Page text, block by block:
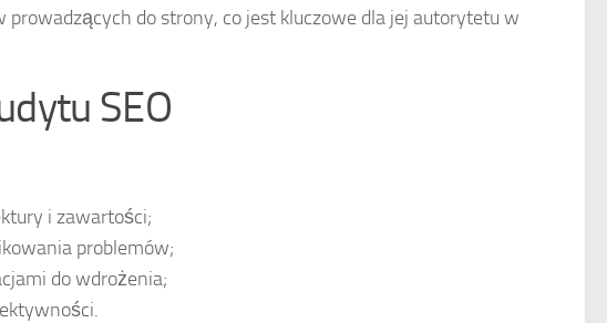
prowadzących do strony, co jest kluczowe dla jej autorytetu w
SEO
i zawartości;
problemów;
do wdrożenia;